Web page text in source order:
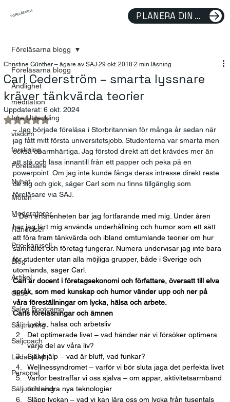
FÖRELÄSARNA PLANERA DIN FÖRELÄSNING
Föreläsarna blogg
Andlighet
meditation
Inre Utveckling
visdom
forskning
Föreläsare
Nyhet
Möten
Moderatorer
Händelser
Prio-karusell
Blog
Artikel
Case
Sales Bootcamp
Säljträning
Säljcoach
Ledarskap
Personal
Säljutbildning
Föreläsarna blogg
Carl Cederström – smarta lyssnare
kräver tänkvärda teorier
Christine Günther – ägare av SAJ 29 okt. 2018 2 min läsning
Uppdaterat: 6 okt. 2024
Betygsatt till NaN av 5 stjärnor.
– Jag började föreläsa i Storbritannien för många år sedan när
jag fått mitt första universitetsjobb. Studenterna var smarta men
också obarmhärtiga. Jag förstod direkt att det krävdes mer än
att stå och läsa innantill från ett papper och peka på en
powerpoint. Om jag inte kunde fånga deras intresse direkt reste
de sig och gick, säger Carl som nu finns tillgänglig som
föreläsare via SAJ.
– Den erfarenheten bär jag fortfarande med mig. Under åren
har jag lärt mig använda underhållning och humor som ett sätt
att föra fram tänkvärda och ibland omtumlande teorier om hur
samhället och företag fungerar. Numera undervisar jag inte bara
för studenter utan alla möjliga grupper, både i Sverige och
utomlands, säger Carl.
Carl är docent i företagsekonomi och författare, översatt till elva
språk, som med kunskap och humor vänder upp och ner på
våra föreställningar om lycka, hälsa och arbete.
Carls föreläsningar och ämnen
Lycka, hälsa och arbetsliv
Det optimerade livet – vad händer när vi försöker optimera
varje del av våra liv?
Självhjälp – vad är bluff, vad funkar?
Wellnessyndromet – varför vi bör sluta jaga det perfekta livet
Varför bestraffar vi oss själva – om appar, aktivitetsarmband
och andra nya teknologier
Släpp lyckan – vad vi kan lära oss om lycka från tusentals